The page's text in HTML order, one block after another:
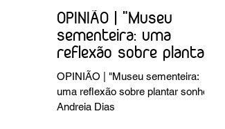
OPINIÃO | "Museu
sementeira: uma
reflexão sobre plantar
sonhos" Andreia Dias
OPINIÃO | "Museu sementeira:
uma reflexão sobre plantar sonhos"
Andreia Dias